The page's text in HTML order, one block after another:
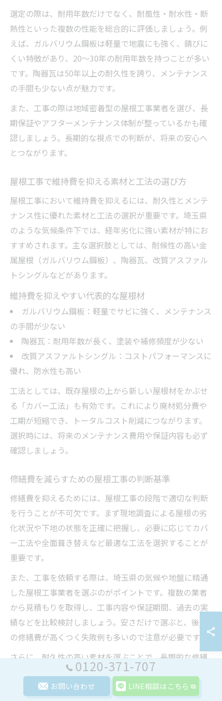
選定の際は、耐用年数だけでなく、耐風性・耐水性・断
熱性といった複数の性能を総合的に評価しましょう。例
えば、ガルバリウム鋼板は軽量で地震にも強く、錆びに
くい特徴があり、20～30年の耐用年数を持つことが多い
です。陶器瓦は50年以上の耐久性を誇り、メンテナンス
の手間も少ない点が魅力です。
また、工事の際は地域密着型の屋根工事業者を選び、長
期保証やアフターメンテナンス体制が整っているかも確
認しましょう。長期的な視点での判断が、将来の安心へ
とつながります。
屋根工事で維持費を抑える素材と工法の選び方
屋根工事において維持費を抑えるには、耐久性とメンテ
ナンス性に優れた素材と工法の選択が重要です。埼玉県
のような気候条件下では、経年劣化に強い素材が特にお
すすめされます。主な選択肢としては、耐候性の高い金
属屋根（ガルバリウム鋼板）、陶器瓦、改質アスファル
トシングルなどがあります。
維持費を抑えやすい代表的な屋根材
ガルバリウム鋼板：軽量でサビに強く、メンテナンス
の手間が少ない
陶器瓦：耐用年数が長く、塗装や補修頻度が少ない
改質アスファルトシングル：コストパフォーマンスに
優れ、防水性も高い
工法としては、既存屋根の上から新しい屋根材をかぶせ
る「カバー工法」も有効です。これにより廃材処分費や
工期が短縮でき、トータルコスト削減につながります。
選択時には、将来のメンテナンス費用や保証内容も必ず
確認しましょう。
修繕費を減らすための屋根工事の判断基準
修繕費を抑えるためには、屋根工事の段階で適切な判断
を行うことが不可欠です。まず現地調査による屋根の劣
化状況や下地の状態を正確に把握し、必要に応じてカバ
ー工法や全面葺き替えなど最適な工法を選択することが
重要です。
また、工事を依頼する際は、埼玉県の気候や地盤に精通
した屋根工事業者を選ぶのがポイントです。複数の業者
から見積もりを取得し、工事内容や保証期間、過去の実
績などを比較検討しましょう。安さだけで選ぶと、後々
の修繕費が高くつく失敗例も多いので注意が必要です。
さらに、耐久性の高い素材を選ぶことで、長期的な修繕
リスクを大幅に減らせます。判断基準としては、耐用年
数・保証内容・メンテナンスのしやすさを総合的に見極
0120-371-707
お問い合わせ LINE相談はこちら